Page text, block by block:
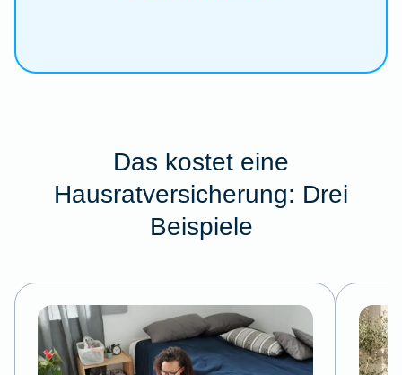
Das kostet eine
Hausratversicherung: Drei
Beispiele